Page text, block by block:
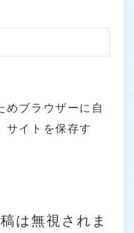
めブラウザーに自
サイトを保存す
は無視されま